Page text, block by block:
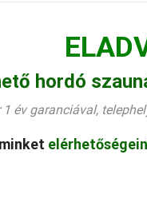
hordó
év garanciával,